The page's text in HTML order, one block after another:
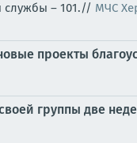
службы – 101.// МЧС
проекты
группы две